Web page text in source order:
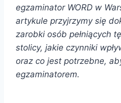
egzaminator WORD w
artykule przyjrzymy się
zarobki osób pełniących
stolicy, jakie czynniki
oraz co jest potrzebne,
egzaminatorem.